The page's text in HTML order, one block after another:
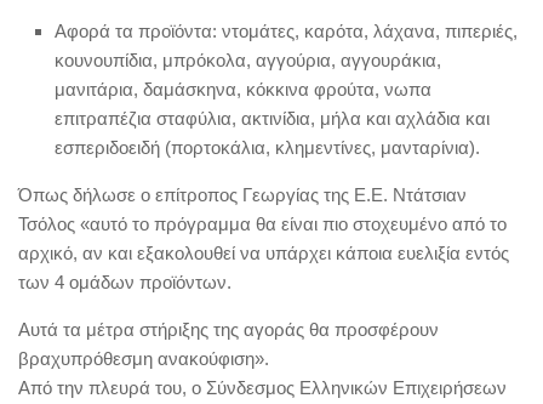
Αφορά τα προϊόντα: ντομάτες, καρότα, λάχανα, πιπεριές,
κουνουπίδια, μπρόκολα, αγγούρια, αγγουράκια,
μανιτάρια, δαμάσκηνα, κόκκινα φρούτα, νωπα
επιτραπέζια σταφύλια, ακτινίδια, μήλα και αχλάδια και
εσπεριδοειδή (πορτοκάλια, κλημεντίνες, μανταρίνια).
Όπως δήλωσε ο επίτροπος Γεωργίας της Ε.Ε. Ντάτσιαν
Τσόλος «αυτό το πρόγραμμα θα είναι πιο στοχευμένο από το
αρχικό, αν και εξακολουθεί να υπάρχει κάποια ευελιξία εντός
των 4 ομάδων προϊόντων.
Αυτά τα μέτρα στήριξης της αγοράς θα προσφέρουν
βραχυπρόθεσμη ανακούφιση».
Από την πλευρά του, ο Σύνδεσμος Ελληνικών Επιχειρήσεων